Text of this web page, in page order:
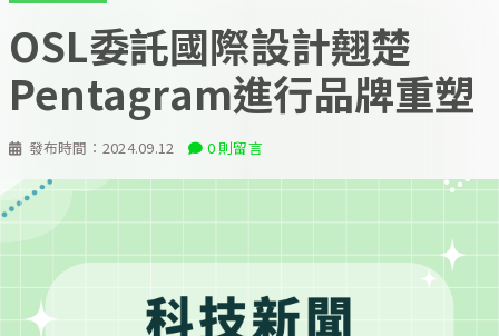
發布時間： 2024.09.12 0 則留言
OSL委託國際設計翹楚
Pentagram進行品牌重塑